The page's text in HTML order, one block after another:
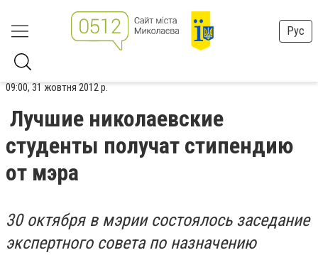
Рус
09:00, 31 жовтня 2012 р.
Лучшие николаевские
студенты получат стипендию
от мэра
30 октября в мэрии состоялось заседание
экспертного совета по назначению